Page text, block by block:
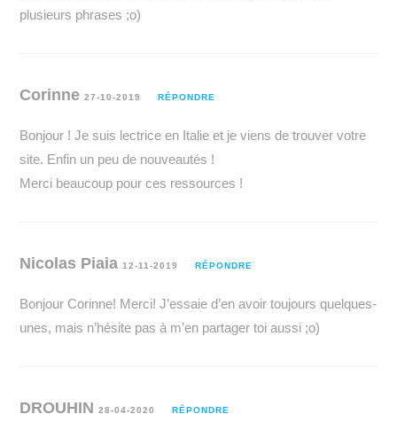
plusieurs phrases ;o)
Corinne27-10-2019 RÉPONDRE
Bonjour ! Je suis lectrice en Italie et je viens de trouver votre
site. Enfin un peu de nouveautés !
Merci beaucoup pour ces ressources !
Nicolas Piaia12-11-2019 RÉPONDRE
Bonjour Corinne! Merci! J’essaie d’en avoir toujours quelques-
unes, mais n’hésite pas à m’en partager toi aussi ;o)
DROUHIN28-04-2020 RÉPONDRE